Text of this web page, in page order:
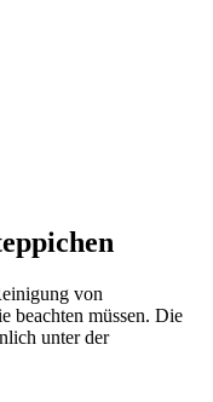
von
beachten müssen. Die
unter der